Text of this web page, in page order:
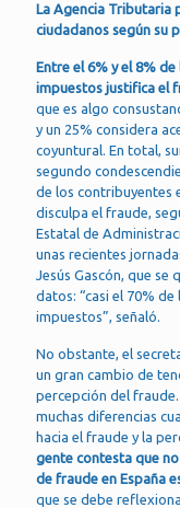
La Agencia Tributaria
ciudadanos según su
Entre el 6% y el 8%
impuestos justifica el
que es algo
y un 25% considera
coyuntural. En total,
segundo
de los contribuyentes
disculpa el fraude,
Estatal de
unas recientes
Jesús Gascón, que se
datos: “casi el 70%
impuestos”, señaló.
No obstante, el
un gran cambio de
percepción del
muchas diferencias
hacia el fraude y la
gente contesta que
de fraude en España
que se debe